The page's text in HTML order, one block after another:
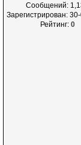
Сообщений:
Зарегистрирован:
Рейтинг: 0